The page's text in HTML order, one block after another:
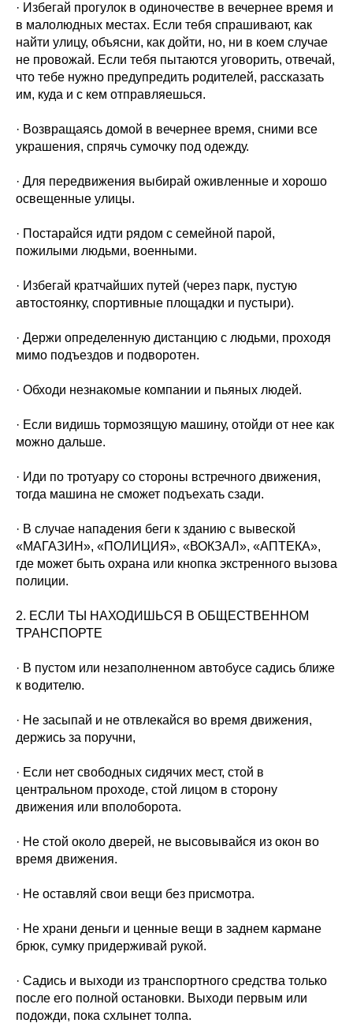
· Избегай прогулок в одиночестве в вечернее время и
в малолюдных местах. Если тебя спрашивают, как
найти улицу, объясни, как дойти, но, ни в коем случае
не провожай. Если тебя пытаются уговорить, отвечай,
что тебе нужно предупредить родителей, рассказать
им, куда и с кем отправляешься.
· Возвращаясь домой в вечернее время, сними все
украшения, спрячь сумочку под одежду.
· Для передвижения выбирай оживленные и хорошо
освещенные улицы.
· Постарайся идти рядом с семейной парой,
пожилыми людьми, военными.
· Избегай кратчайших путей (через парк, пустую
автостоянку, спортивные площадки и пустыри).
· Держи определенную дистанцию с людьми, проходя
мимо подъездов и подворотен.
· Обходи незнакомые компании и пьяных людей.
· Если видишь тормозящую машину, отойди от нее как
можно дальше.
· Иди по тротуару со стороны встречного движения,
тогда машина не сможет подъехать сзади.
· В случае нападения беги к зданию с вывеской
«МАГАЗИН», «ПОЛИЦИЯ», «ВОКЗАЛ», «АПТЕКА»,
где может быть охрана или кнопка экстренного вызова
полиции.
2. ЕСЛИ ТЫ НАХОДИШЬСЯ В ОБЩЕСТВЕННОМ
ТРАНСПОРТЕ
· В пустом или незаполненном автобусе садись ближе
к водителю.
· Не засыпай и не отвлекайся во время движения,
держись за поручни,
· Если нет свободных сидячих мест, стой в
центральном проходе, стой лицом в сторону
движения или вполоборота.
· Не стой около дверей, не высовывайся из окон во
время движения.
· Не оставляй свои вещи без присмотра.
· Не храни деньги и ценные вещи в заднем кармане
брюк, сумку придерживай рукой.
· Садись и выходи из транспортного средства только
после его полной остановки. Выходи первым или
подожди, пока схлынет толпа.